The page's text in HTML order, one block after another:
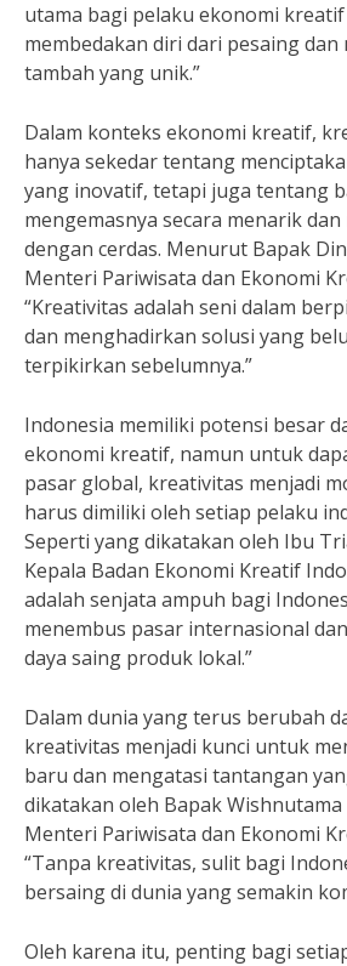
utama bagi pelaku ekonomi
membedakan diri dari pesaing
tambah yang unik.”
Dalam konteks ekonomi kreatif,
hanya sekedar tentang
yang inovatif, tetapi juga tentang
mengemasnya secara menarik
dengan cerdas. Menurut Bapak
Menteri Pariwisata dan Ekonomi
“Kreativitas adalah seni dalam
dan menghadirkan solusi yang
terpikirkan sebelumnya.”
Indonesia memiliki potensi besar
ekonomi kreatif, namun untuk
pasar global, kreativitas menjadi
harus dimiliki oleh setiap pelaku
Seperti yang dikatakan oleh Ibu
Kepala Badan Ekonomi Kreatif
adalah senjata ampuh bagi
menembus pasar internasional
daya saing produk lokal.”
Dalam dunia yang terus berubah
kreativitas menjadi kunci untuk
baru dan mengatasi tantangan
dikatakan oleh Bapak
Menteri Pariwisata dan Ekonomi
“Tanpa kreativitas, sulit bagi
bersaing di dunia yang semakin
Oleh karena itu, penting bagi